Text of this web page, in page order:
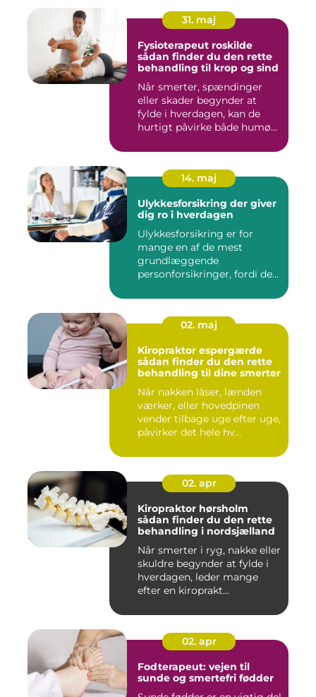
31. maj
Fysioterapeut roskilde
sådan finder du den rette
behandling til krop og sind
Når smerter, spændinger
eller skader begynder at
fylde i hverdagen, kan de
hurtigt påvirke både humø...
14. maj
Ulykkesforsikring der giver
dig ro i hverdagen
Ulykkesforsikring er for
mange en af de mest
grundlæggende
personforsikringer, fordi den
02. maj
Kiropraktor espergærde
sådan finder du den rette
behandling til dine smerter
Når nakken låser, lænden
værker, eller hovedpinen
vender tilbage uge efter uge,
påvirker det hele hv...
02. apr
Kiropraktor hørsholm
sådan finder du den rette
behandling i nordsjælland
Når smerter i ryg, nakke eller
skuldre begynder at fylde i
hverdagen, leder mange
efter en kiroprakt...
02. apr
Fodterapeut: vejen til
sunde og smertefri fødder